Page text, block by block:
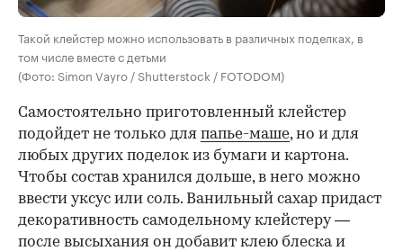
Такой клейстер можно использовать в различных поделках, в
том числе вместе с детьми
(Фото: Simon Vayro / Shutterstock / FOTODOM)
Самостоятельно приготовленный клейстер
подойдет не только для папье-маше, но и для
любых других поделок из бумаги и картона.
Чтобы состав хранился дольше, в него можно
ввести уксус или соль. Ванильный сахар придаст
декоративность самодельному клейстеру —
после высыхания он добавит клею блеска и